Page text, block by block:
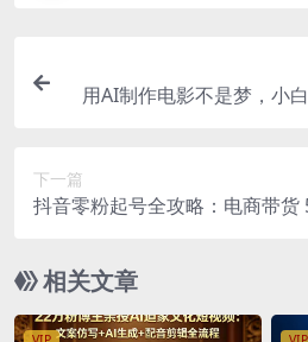
用AI制作电影不是梦，小
下一篇
抖音零粉起号全攻略：电商带货
相关文章